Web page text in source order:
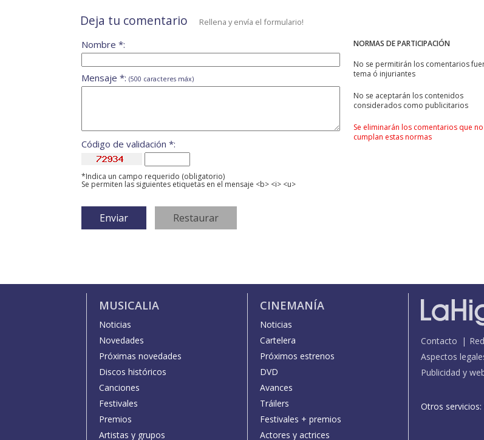
Deja tu comentario Rellena y envía el formulario!
NORMAS DE PARTICIPACIÓN
No se permitirán los comentarios
tema ó injuriantes
No se aceptarán los contenidos
considerados como publicitarios
Se eliminarán los comentarios que no
cumplan estas normas
Nombre *:
Mensaje *: (500 caracteres máx)
Código de validación *:
*Indica un campo requerido (obligatorio)
Se permiten las siguientes etiquetas en el mensaje <b> <i> <u>
MUSICALIA
Noticias
Novedades
Próximas novedades
Discos históricos
Canciones
Festivales
Premios
Artistas y grupos
CINEMANÍA
Noticias
Cartelera
Próximos estrenos
DVD
Avances
Tráilers
Festivales + premios
Actores y actrices
Contacto
Aspectos
Publicidad y
Otros servicios: